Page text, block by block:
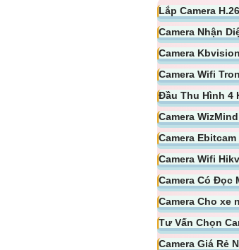
Lắp Camera
Camera Nhận
Camera
Camera Wifi
Đầu Thu Hình 4
Camera WizMind
Camera
Camera Wifi
Camera Có Đọc
Camera Cho xe
Tư Vấn Chọn
Camera Giá Rẻ